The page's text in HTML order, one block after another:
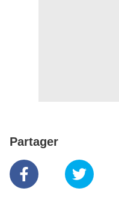
Partager